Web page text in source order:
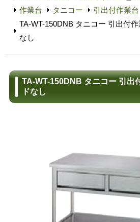
作業台
タニコー
引出付作業台
TA-WT-150DNB タニコー 引出付
なし
TA-WT-150DNB タニコー 引出
ドなし